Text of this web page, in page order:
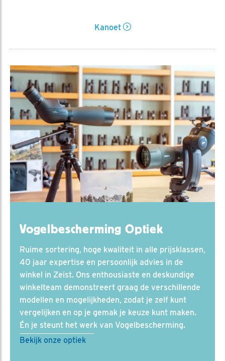
Kanoet
Vogelbescherming Optiek
Ruime sortering, hoge kwaliteit in alle prijsklassen,
40 jaar expertise en persoonlijk advies in de
winkel in Zeist. Ons enthousiaste en deskundige
winkelteam demonstreert graag de verschillende
modellen en mogelijkheden, zodat je zelf kunt
vergelijken en op je gemak je keuze kunt maken.
Én je steunt het werk van Vogelbescherming.
Bekijk onze optiek